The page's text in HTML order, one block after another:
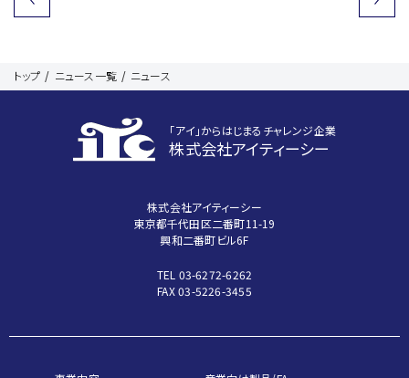
トップ ニュース一覧 ニュース
｢アイ｣からはじまるチャレンジ企業
株式会社アイティーシー
株式会社アイティーシー
東京都千代田区二番町11-19
興和二番町ビル6F
TEL 03-6272-6262
FAX 03-5226-3455